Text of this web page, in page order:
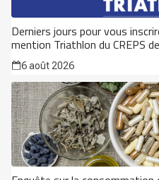
Derniers jours pour vous
mention Triathlon du CREPS
6 août 2026